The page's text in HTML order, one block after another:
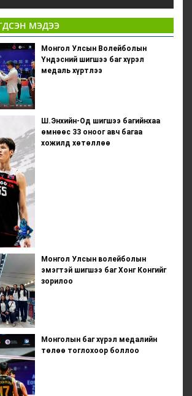
МЭДЭЭ
Монгол Улсын Волейболын
Үндэсний шигшээ баг хүрэл
медаль хүртлээ
Ш.Энхийн-Од шигшээ багийнхаа
өмнөөс 33 оноог авч багаа
хожилд хөтөллөө
Монгол Улсын волейболын
эмэгтэй шигшээ баг Хонг Конгийг
зорилоо
Монголын баг хүрэл медалийн
төлөө тоглохоор боллоо